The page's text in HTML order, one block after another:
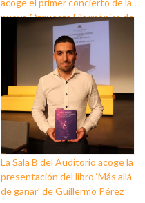
nueva Orquesta Filarmónica de
La Sala B del Auditorio acoge la
presentación del libro ‘Más allá
de ganar’ de Guillermo Pérez